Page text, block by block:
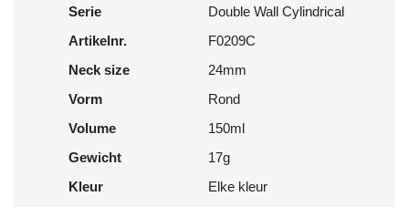
Serie
Double Wall Cylindrical
Artikelnr.
F0209C
Neck size
24mm
Vorm
Rond
Volume
150ml
Gewicht
17g
Kleur
Elke kleur